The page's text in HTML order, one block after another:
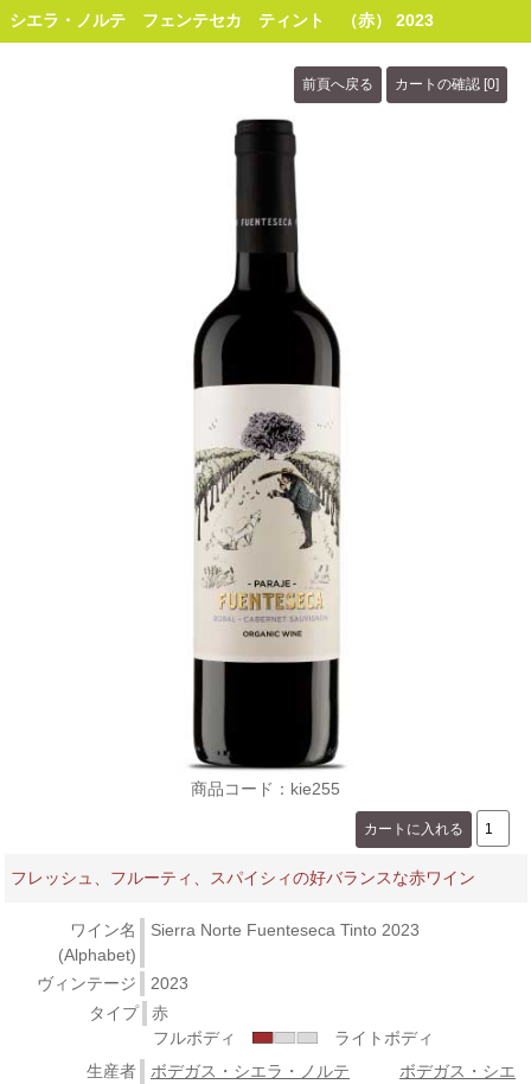
シエラ・ノルテ フェンテセカ ティント （赤） 2023
商品コード：kie255
フレッシュ、フルーティ、スパイシィの好バランスな赤ワイン
ワイン名
(Alphabet)
Sierra Norte Fuenteseca Tinto 2023
ヴィンテージ
2023
タイプ
赤
フルボディ
ライトボディ
生産者
ボデガス・シエラ・ノルテ
ボデガス・シエ